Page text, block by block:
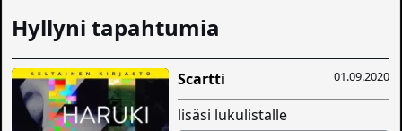
Hyllyni tapahtumia
01.09.2020
Scartti
lisäsi lukulistalle